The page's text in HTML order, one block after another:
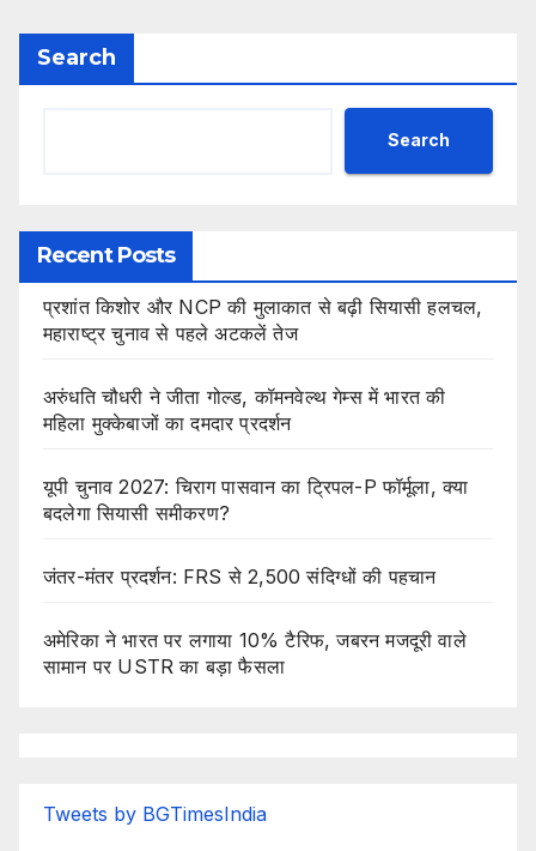
Search
Search
Recent Posts
प्रशांत किशोर और NCP की मुलाकात से बढ़ी सियासी हलचल,
महाराष्ट्र चुनाव से पहले अटकलें तेज
अरुंधति चौधरी ने जीता गोल्ड, कॉमनवेल्थ गेम्स में भारत की
महिला मुक्केबाजों का दमदार प्रदर्शन
यूपी चुनाव 2027: चिराग पासवान का ट्रिपल-P फॉर्मूला, क्या
बदलेगा सियासी समीकरण?
जंतर-मंतर प्रदर्शन: FRS से 2,500 संदिग्धों की पहचान
अमेरिका ने भारत पर लगाया 10% टैरिफ, जबरन मजदूरी वाले
सामान पर USTR का बड़ा फैसला
Tweets by BGTimesIndia